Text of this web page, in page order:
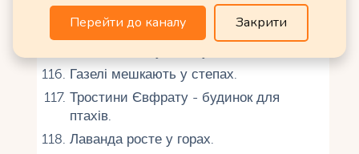
узбережжя.
Ліси покривають 3% території.
Газелі мешкають у степах.
Тростини Євфрату - будинок для
птахів.
Лаванда росте у горах.
Перейти до каналу Закрити